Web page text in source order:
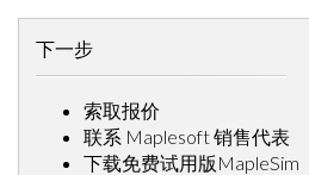
下一步
索取报价
联系 Maplesoft 销售代表
下载免费试用版MapleSim